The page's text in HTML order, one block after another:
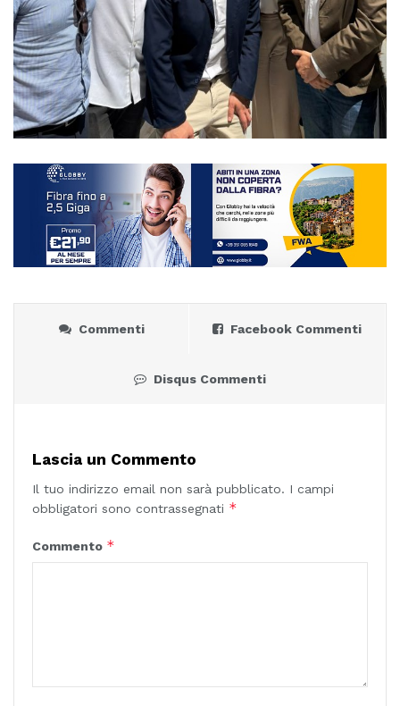
Commenti Facebook Commenti
Disqus Commenti
Lascia un Commento
Il tuo indirizzo email non sarà pubblicato. I campi
obbligatori sono contrassegnati *
Commento *